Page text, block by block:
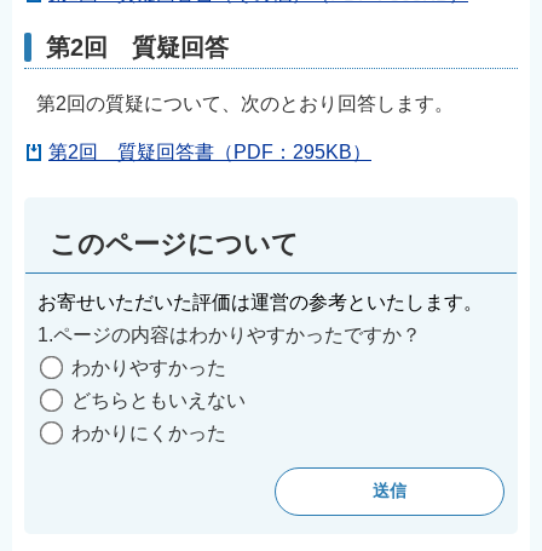
第2回 質疑回答
第2回の質疑について、次のとおり回答します。
第2回 質疑回答書（PDF：295KB）
このページについて
お寄せいただいた評価は運営の参考といたします。
1.ページの内容はわかりやすかったですか？
わかりやすかった
どちらともいえない
わかりにくかった